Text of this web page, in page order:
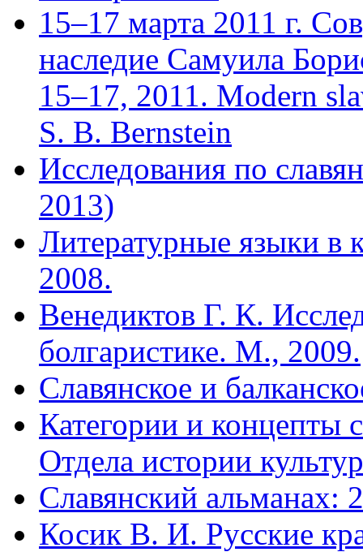
15–17 марта 2011 г.
наследие Самуила
15–17, 2011. Modern
S. B. Bernstein
Исследования по
2013)
Литературные языки в
2008.
Венедиктов Г. К.
болгаристике. М., 2009.
Славянское и
Категории и концепты
Отдела истории
Славянский альманах:
Косик В. И. Русские